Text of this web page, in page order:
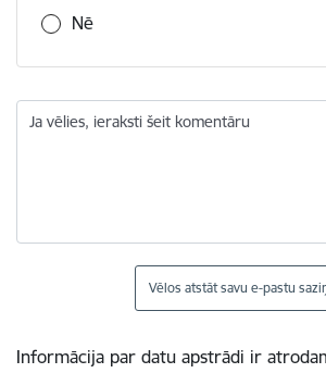
Nē
Ja vēlies, ieraksti šeit komentāru
Vēlos atstāt savu e-pastu
Informācija par datu apstrādi ir